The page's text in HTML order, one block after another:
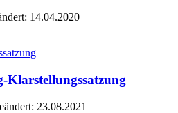
14.04.2020
Klarstellungssatzung
23.08.2021